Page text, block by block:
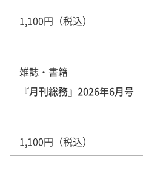
1,100円（税込）
雑誌・書籍
『月刊総務』2026年6月号
1,100円（税込）